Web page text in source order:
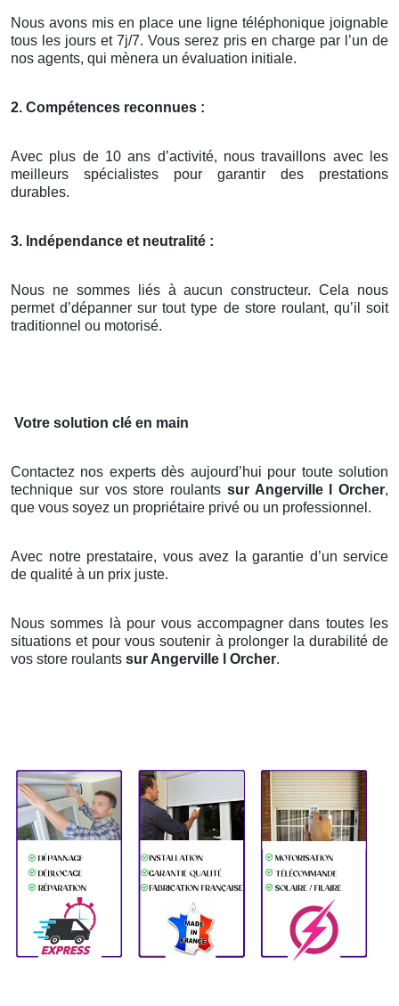
Nous avons mis en place une ligne téléphonique joignable
tous les jours et 7j/7. Vous serez pris en charge par l’un de
nos agents, qui mènera un évaluation initiale.
2. Compétences reconnues :
Avec plus de 10 ans d’activité, nous travaillons avec les
meilleurs spécialistes pour garantir des prestations
durables.
3. Indépendance et neutralité :
Nous ne sommes liés à aucun constructeur. Cela nous
permet d’dépanner sur tout type de store roulant, qu’il soit
traditionnel ou motorisé.
Votre solution clé en main
Contactez nos experts dès aujourd’hui pour toute solution
technique sur vos store roulants sur Angerville l Orcher,
que vous soyez un propriétaire privé ou un professionnel.
Avec notre prestataire, vous avez la garantie d’un service
de qualité à un prix juste.
Nous sommes là pour vous accompagner dans toutes les
situations et pour vous soutenir à prolonger la durabilité de
vos store roulants sur Angerville l Orcher.